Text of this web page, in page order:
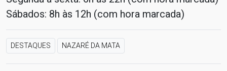
Sábados: 8h às 12h (com hora marcada)
DESTAQUES NAZARÉ DA MATA